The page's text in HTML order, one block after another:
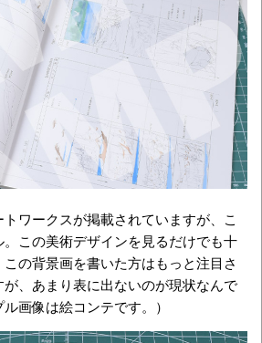
ワークスが掲載されていますが、こ
この美術デザインを見るだけでも十
の背景画を書いた方はもっと注目さ
、あまり表に出ないのが現状なんで
画像は絵コンテです。）